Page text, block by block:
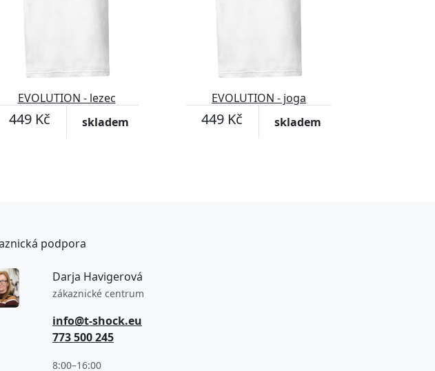
EVOLUTION - lezec
449 Kč skladem
EVOLUTION - joga
449 Kč skladem
podpora
Darja Havigerová
zákaznické centrum
info@t-shock.eu
773 500 245
8:00–16:00